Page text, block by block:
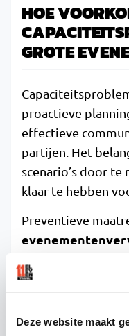
Deze website maakt
HOE
GROTE
proactieve
effectieve
partijen. Het
scenario’s door te
klaar te hebben
Preventieve
Real-time